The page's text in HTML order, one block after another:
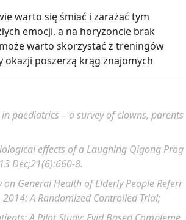
warto się śmiać i zarażać tym
emocji, a na horyzoncie brak
warto skorzystać z treningów
poszerzą krąg znajomych
paediatrics – a survey of clowns, parents
effects of a Laughing Qigong Prog
Dec;21(6):660-8.
General Health of Elderly People Referr
A Randomized Controlled Trial;